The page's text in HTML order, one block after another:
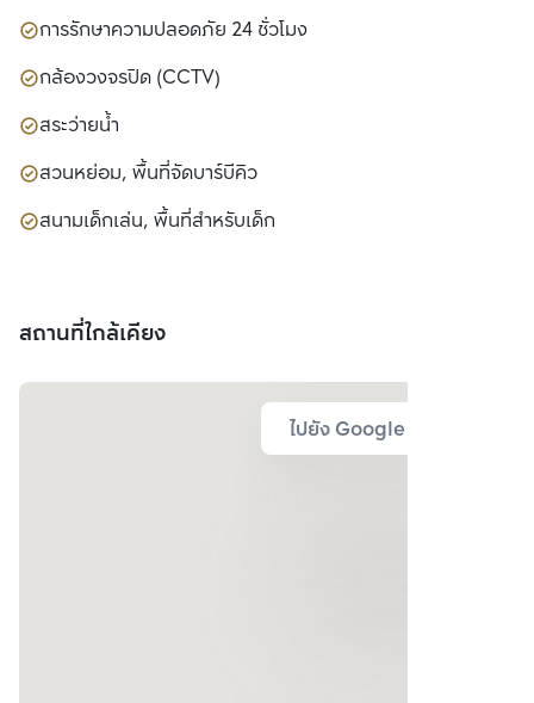
การรักษาความปลอดภัย 24 ชั่วโมง
กล้องวงจรปิด (CCTV)
สระว่ายน้ำ
สวนหย่อม, พื้นที่จัดบาร์บีคิว
สนามเด็กเล่น, พื้นที่สำหรับเด็ก
สถานที่ใกล้เคียง
ไปยัง Google Map